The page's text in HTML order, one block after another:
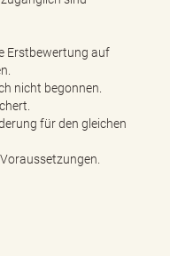
Erstbewertung auf
nicht begonnen.
für den gleichen